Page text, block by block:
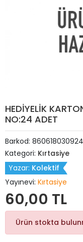
HEDİYELİK
NO:24 ADET
Barkod:
Kategori: Kırtasiye
Yazar: Kolektif
Yayınevi: Kırtasiye
60,00 TL
Ürün stokta